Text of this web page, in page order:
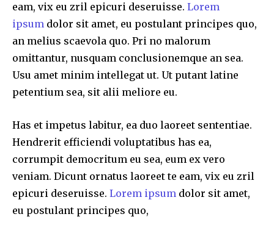
eam, vix eu zril epicuri deseruisse. Lorem
ipsum dolor sit amet, eu postulant principes quo,
an melius scaevola quo. Pri no malorum
omittantur, nusquam conclusionemque an sea.
Usu amet minim intellegat ut. Ut putant latine
petentium sea, sit alii meliore eu.
Has et impetus labitur, ea duo laoreet sententiae.
Hendrerit efficiendi voluptatibus has ea,
corrumpit democritum eu sea, eum ex vero
veniam. Dicunt ornatus laoreet te eam, vix eu zril
epicuri deseruisse. Lorem ipsum dolor sit amet,
eu postulant principes quo,